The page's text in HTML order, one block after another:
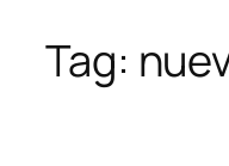
SkipTag: